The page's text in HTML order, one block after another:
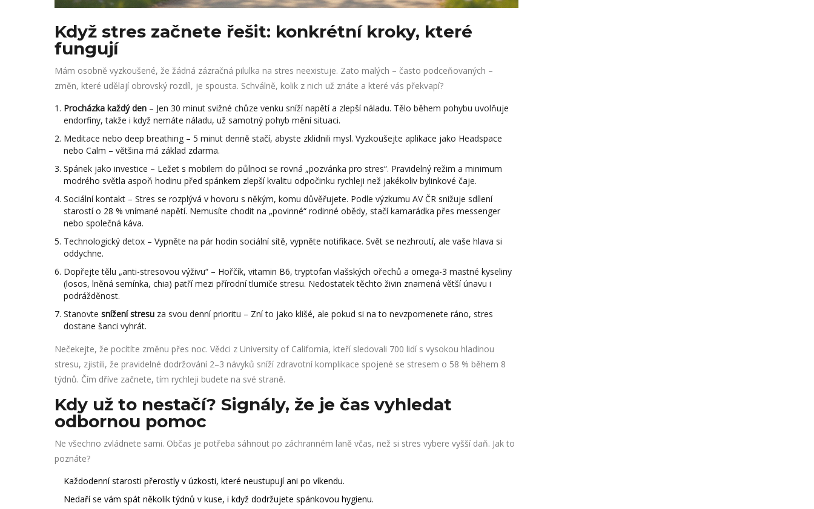
Když stres začnete řešit: konkrétní kroky, které
fungují
Mám osobně vyzkoušené, že žádná zázračná pilulka na stres neexistuje. Zato malých – často podceňovaných –
změn, které udělají obrovský rozdíl, je spousta. Schválně, kolik z nich už znáte a které vás překvapí?
Procházka každý den – Jen 30 minut svižné chůze venku sníží napětí a zlepší náladu. Tělo během pohybu uvolňuje
endorfiny, takže i když nemáte náladu, už samotný pohyb mění situaci.
Meditace nebo deep breathing – 5 minut denně stačí, abyste zklidnili mysl. Vyzkoušejte aplikace jako Headspace
nebo Calm – většina má základ zdarma.
Spánek jako investice – Ležet s mobilem do půlnoci se rovná „pozvánka pro stres“. Pravidelný režim a minimum
modrého světla aspoň hodinu před spánkem zlepší kvalitu odpočinku rychleji než jakékoliv bylinkové čaje.
Sociální kontakt – Stres se rozplývá v hovoru s někým, komu důvěřujete. Podle výzkumu AV ČR snižuje sdílení
starostí o 28 % vnímané napětí. Nemusíte chodit na „povinné“ rodinné obědy, stačí kamarádka přes messenger
nebo společná káva.
Technologický detox – Vypněte na pár hodin sociální sítě, vypněte notifikace. Svět se nezhroutí, ale vaše hlava si
oddychne.
Dopřejte tělu „anti-stresovou výživu“ – Hořčík, vitamin B6, tryptofan vlašských ořechů a omega-3 mastné kyseliny
(losos, lněná semínka, chia) patří mezi přírodní tlumiče stresu. Nedostatek těchto živin znamená větší únavu i
podrážděnost.
Stanovte snížení stresu za svou denní prioritu – Zní to jako klišé, ale pokud si na to nevzpomenete ráno, stres
dostane šanci vyhrát.
Nečekejte, že pocítíte změnu přes noc. Vědci z University of California, kteří sledovali 700 lidí s vysokou hladinou
stresu, zjistili, že pravidelné dodržování 2–3 návyků sníží zdravotní komplikace spojené se stresem o 58 % během 8
týdnů. Čím dříve začnete, tím rychleji budete na své straně.
Kdy už to nestačí? Signály, že je čas vyhledat
odbornou pomoc
Ne všechno zvládnete sami. Občas je potřeba sáhnout po záchranném laně včas, než si stres vybere vyšší daň. Jak to
poznáte?
Každodenní starosti přerostly v úzkosti, které neustupují ani po víkendu.
Nedaří se vám spát několik týdnů v kuse, i když dodržujete spánkovou hygienu.